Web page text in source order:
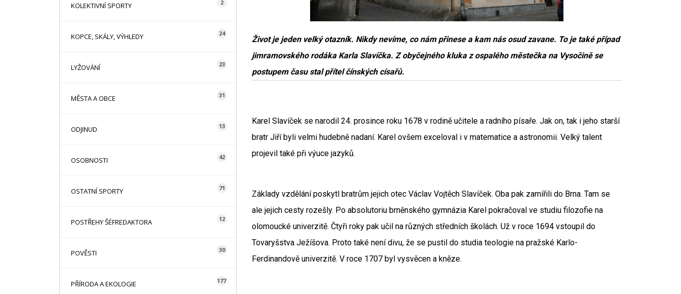
KOLEKTIVNÍ SPORTY 2
KOPCE, SKÁLY, VÝHLEDY 24
LYŽOVÁNÍ 23
MĚSTA A OBCE 31
ODJINUD 13
OSOBNOSTI 42
OSTATNÍ SPORTY 71
POSTŘEHY ŠÉFREDAKTORA 12
POVĚSTI 30
PŘÍRODA A EKOLOGIE 177
Život je jeden velký otazník. Nikdy nevíme, co nám přinese a kam nás osud zavane. To je také případ
jimramovského rodáka Karla Slavíčka. Z obyčejného kluka z ospalého městečka na Vysočině se
postupem času stal přítel čínských císařů.
Karel Slavíček se narodil 24. prosince roku 1678 v rodině učitele a radního písaře. Jak on, tak i jeho starší
bratr Jiří byli velmi hudebně nadaní. Karel ovšem exceloval i v matematice a astronomii. Velký talent
projevil také při výuce jazyků.
Základy vzdělání poskytl bratrům jejich otec Václav Vojtěch Slavíček. Oba pak zamířili do Brna. Tam se
ale jejich cesty rozešly. Po absolutoriu brněnského gymnázia Karel pokračoval ve studiu filozofie na
olomoucké univerzitě. Čtyři roky pak učil na různých středních školách. Už v roce 1694 vstoupil do
Tovaryšstva Ježíšova. Proto také není divu, že se pustil do studia teologie na pražské Karlo-
Ferdinandově univerzitě. V roce 1707 byl vysvěcen a kněze.